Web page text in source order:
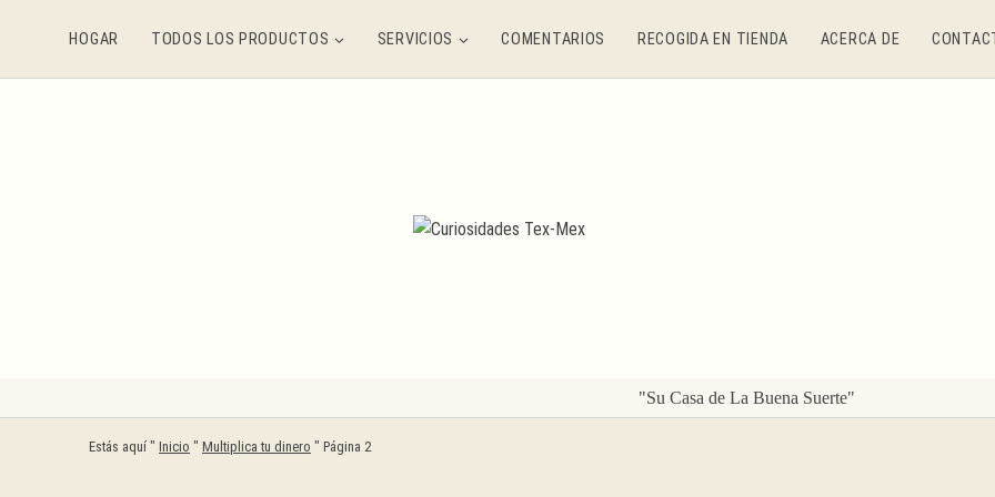
HOGAR TODOS LOS PRODUCTOS SERVICIOS COMENTARIOS RECOGIDA EN TIENDA ACERCA DE
"Su Casa de La Buena Suerte"
Estás aquí " Inicio " Multiplica tu dinero " Página 2